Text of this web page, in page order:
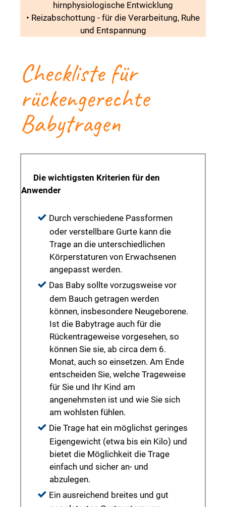
hirnphysiologische Entwicklung
• Reizabschottung - für die Verarbeitung, Ruhe
und Entspannung
Checkliste für
rückengerechte
Babytragen
Die wichtigsten Kriterien für den
Anwender
Durch verschiedene Passformen
oder verstellbare Gurte kann die
Trage an die unterschiedlichen
Körperstaturen von Erwachsenen
angepasst werden.
Das Baby sollte vorzugsweise vor
dem Bauch getragen werden
können, insbesondere Neugeborene.
Ist die Babytrage auch für die
Rückentrageweise vorgesehen, so
können Sie sie, ab circa dem 6.
Monat, auch so einsetzen. Am Ende
entscheiden Sie, welche Trageweise
für Sie und Ihr Kind am
angenehmsten ist und wie Sie sich
am wohlsten fühlen.
Die Trage hat ein möglichst geringes
Eigengewicht (etwa bis ein Kilo) und
bietet die Möglichkeit die Trage
einfach und sicher an- und
abzulegen.
Ein ausreichend breites und gut